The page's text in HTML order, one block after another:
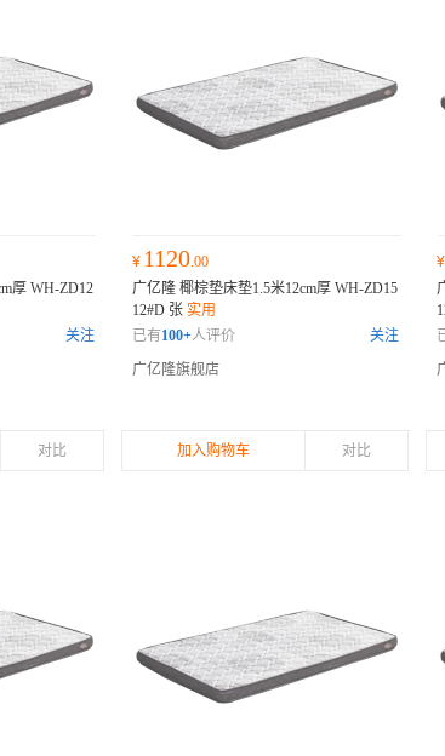
厚 WH-ZD12
关注
对比
¥ 1120.00
广亿隆 椰棕垫床垫1.5米12cm厚 WH-ZD15
12#D 张 实用
已有100+人评价
关注
广亿隆旗舰店
加入购物车 对比
¥